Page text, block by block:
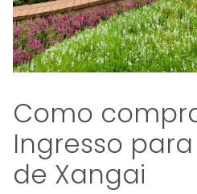
Como
Ingresso
de Xangai